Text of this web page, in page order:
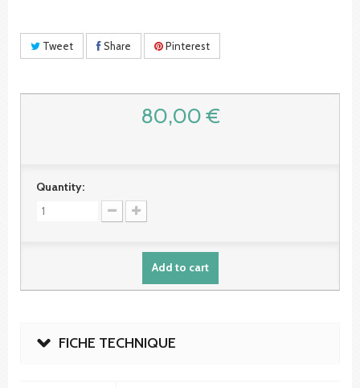
Tweet Share Pinterest
80,00 €
Quantity:
Add to cart
FICHE TECHNIQUE